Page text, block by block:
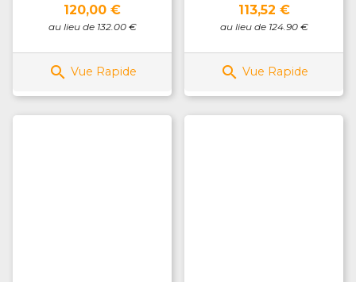
Prix
120,00 €
au lieu de 132.00 €
 Vue Rapide
Prix
113,52 €
au lieu de 124.90 €
 Vue Rapide